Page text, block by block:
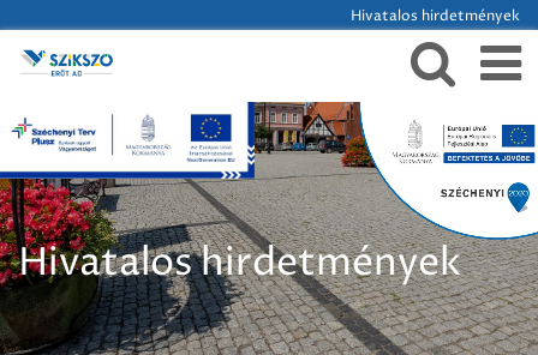
Hivatalos hirdetmények
Hivatalos hirdetmények